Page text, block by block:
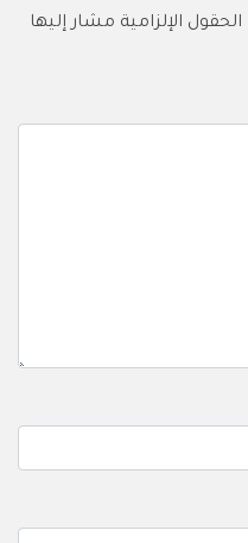
الحقول الإلزامية مشار إليها